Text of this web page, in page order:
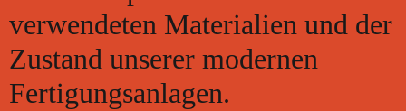
verwendeten Materialien und der
Zustand unserer modernen
Fertigungsanlagen.